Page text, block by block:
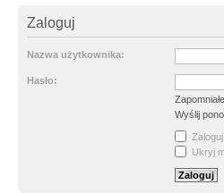
Zaloguj
Nazwa użytkownika:
Hasło:
Wyślij
Ukryj